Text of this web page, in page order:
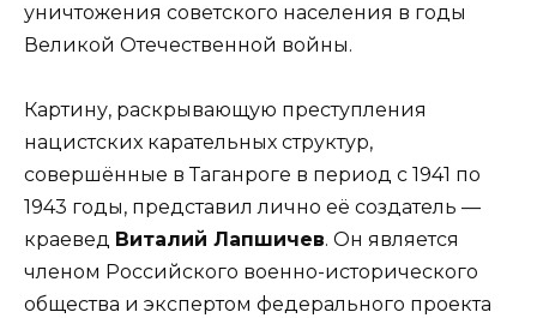
уничтожения советского населения в годы
Великой Отечественной войны.
Картину, раскрывающую преступления
нацистских карательных структур,
совершённые в Таганроге в период с 1941 по
1943 годы, представил лично её создатель —
краевед Виталий Лапшичев. Он является
членом Российского военно-исторического
общества и экспертом федерального проекта